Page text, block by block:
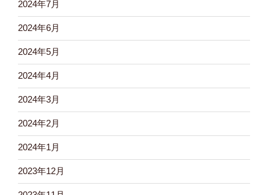
2024年7月
2024年6月
2024年5月
2024年4月
2024年3月
2024年2月
2024年1月
2023年12月